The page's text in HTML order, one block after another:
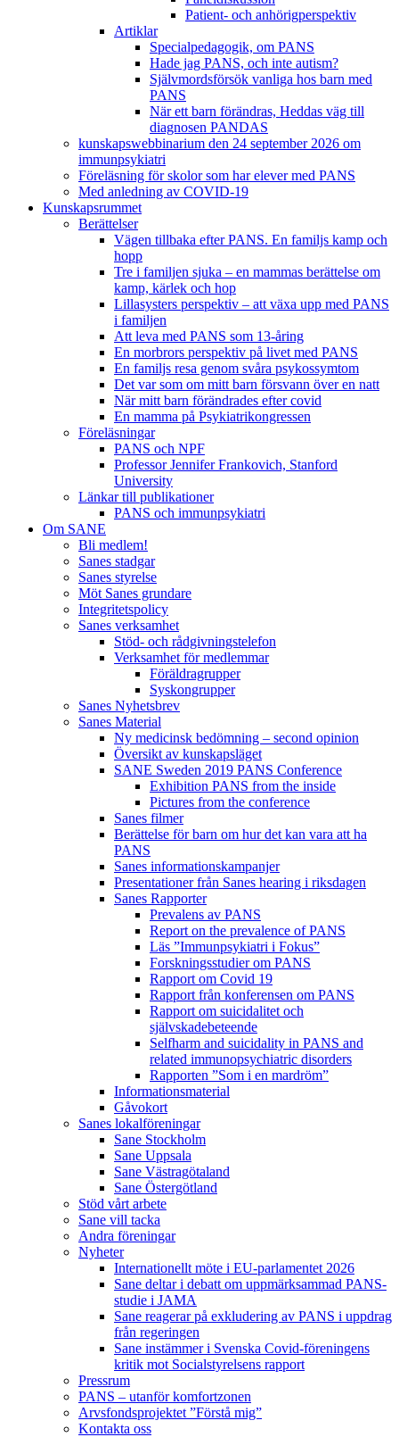
Patient- och anhörigperspektiv
Artiklar
Specialpedagogik, om PANS
Hade jag PANS, och inte autism?
Självmordsförsök vanliga hos barn med
PANS
När ett barn förändras, Heddas väg till
diagnosen PANDAS
kunskapswebbinarium den 24 september 2026 om
immunpsykiatri
Föreläsning för skolor som har elever med PANS
Med anledning av COVID-19
Kunskapsrummet
Berättelser
Vägen tillbaka efter PANS. En familjs kamp och
hopp
Tre i familjen sjuka – en mammas berättelse om
kamp, kärlek och hop
Lillasysters perspektiv – att växa upp med PANS
i familjen
Att leva med PANS som 13-åring
En morbrors perspektiv på livet med PANS
En familjs resa genom svåra psykossymtom
Det var som om mitt barn försvann över en natt
När mitt barn förändrades efter covid
En mamma på Psykiatrikongressen
Föreläsningar
PANS och NPF
Professor Jennifer Frankovich, Stanford
University
Länkar till publikationer
PANS och immunpsykiatri
Om SANE
Bli medlem!
Sanes stadgar
Sanes styrelse
Möt Sanes grundare
Integritetspolicy
Sanes verksamhet
Stöd- och rådgivningstelefon
Verksamhet för medlemmar
Föräldragrupper
Syskongrupper
Sanes Nyhetsbrev
Sanes Material
Ny medicinsk bedömning – second opinion
Översikt av kunskapsläget
SANE Sweden 2019 PANS Conference
Exhibition PANS from the inside
Pictures from the conference
Sanes filmer
Berättelse för barn om hur det kan vara att ha
PANS
Sanes informationskampanjer
Presentationer från Sanes hearing i riksdagen
Sanes Rapporter
Prevalens av PANS
Report on the prevalence of PANS
Läs ”Immunpsykiatri i Fokus”
Forskningsstudier om PANS
Rapport om Covid 19
Rapport från konferensen om PANS
Rapport om suicidalitet och
självskadebeteende
Selfharm and suicidality in PANS and
related immunopsychiatric disorders
Rapporten ”Som i en mardröm”
Informationsmaterial
Gåvokort
Sanes lokalföreningar
Sane Stockholm
Sane Uppsala
Sane Västragötaland
Sane Östergötland
Stöd vårt arbete
Sane vill tacka
Andra föreningar
Nyheter
Internationellt möte i EU-parlamentet 2026
Sane deltar i debatt om uppmärksammad PANS-
studie i JAMA
Sane reagerar på exkludering av PANS i uppdrag
från regeringen
Sane instämmer i Svenska Covid-föreningens
kritik mot Socialstyrelsens rapport
Pressrum
PANS – utanför komfortzonen
Arvsfondsprojektet ”Förstå mig”
Kontakta oss